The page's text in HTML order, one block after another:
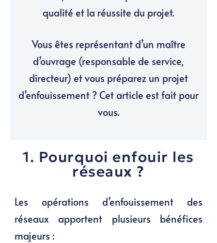
qualité et la réussite du projet.
Vous êtes représentant d’un maître
d’ouvrage (responsable de service,
directeur) et vous préparez un projet
d’enfouissement ? Cet article est fait pour
vous.
1. Pourquoi enfouir les
réseaux ?
Les opérations d’enfouissement des
réseaux apportent plusieurs bénéfices
majeurs :